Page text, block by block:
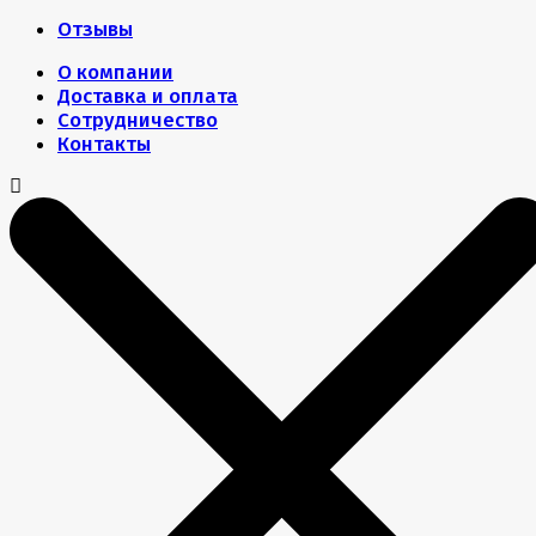
Отзывы
О компании
Доставка и оплата
Сотрудничество
Контакты